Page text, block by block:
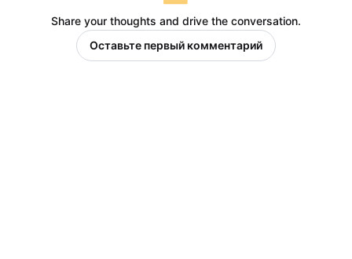
Share your thoughts and drive the conversation.
Оставьте первый комментарий